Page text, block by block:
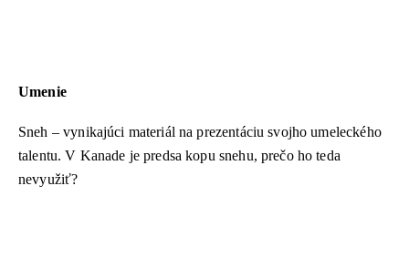
Umenie
Sneh – vynikajúci materiál na prezentáciu svojho umeleckého
talentu. V Kanade je predsa kopu snehu, prečo ho teda
nevyužiť?